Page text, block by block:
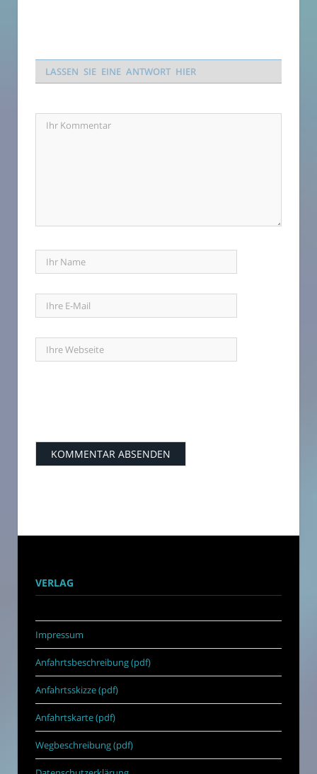
LASSEN SIE EINE ANTWORT HIER
VERLAG
Impressum
Anfahrtsbeschreibung (pdf)
Anfahrtsskizze (pdf)
Anfahrtskarte (pdf)
Wegbeschreibung (pdf)